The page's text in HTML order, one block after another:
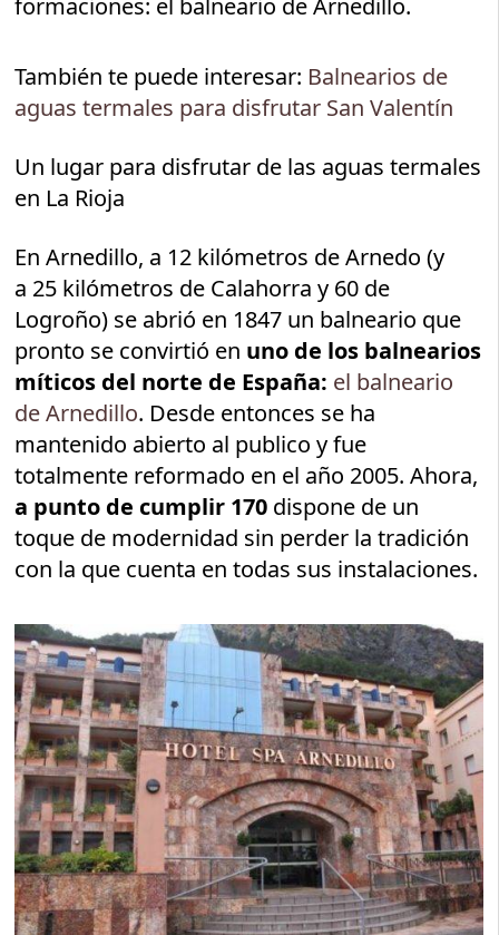
formaciones: el balneario de Arnedillo.
También te puede interesar: Balnearios de
aguas termales para disfrutar San Valentín
Un lugar para disfrutar de las aguas termales
en La Rioja
En Arnedillo, a 12 kilómetros de Arnedo (y
a 25 kilómetros de Calahorra y 60 de
Logroño) se abrió en 1847 un balneario que
pronto se convirtió en uno de los balnearios
míticos del norte de España: el balneario
de Arnedillo. Desde entonces se ha
mantenido abierto al publico y fue
totalmente reformado en el año 2005. Ahora,
a punto de cumplir 170 dispone de un
toque de modernidad sin perder la tradición
con la que cuenta en todas sus instalaciones.